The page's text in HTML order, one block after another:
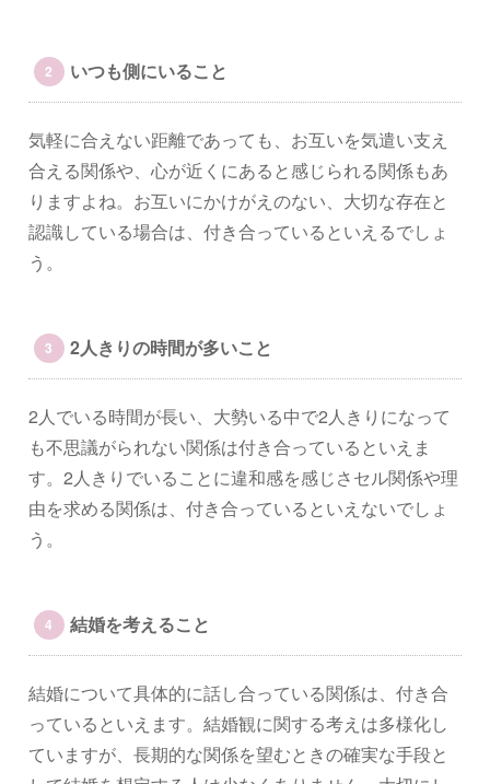
いつも側にいること
気軽に合えない距離であっても、お互いを気遣い支え
合える関係や、心が近くにあると感じられる関係もあ
りますよね。お互いにかけがえのない、大切な存在と
認識している場合は、付き合っているといえるでしょ
う。
2人きりの時間が多いこと
2人でいる時間が長い、大勢いる中で2人きりになって
も不思議がられない関係は付き合っているといえま
す。2人きりでいることに違和感を感じさセル関係や理
由を求める関係は、付き合っているといえないでしょ
う。
結婚を考えること
結婚について具体的に話し合っている関係は、付き合
っているといえます。結婚観に関する考えは多様化し
ていますが、長期的な関係を望むときの確実な手段と